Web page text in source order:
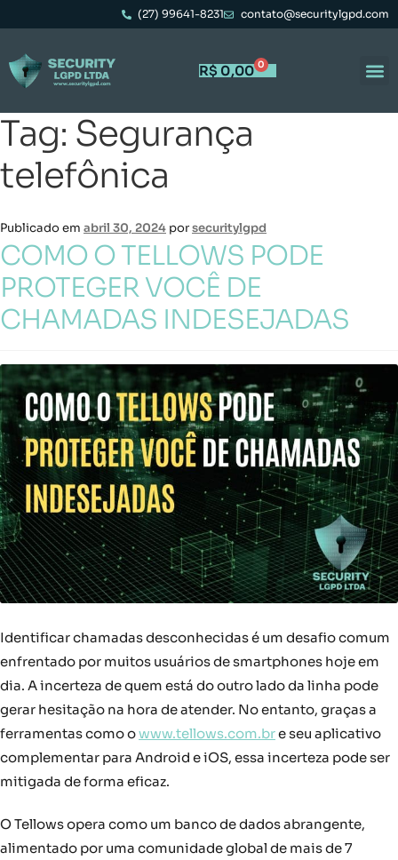
(27) 99641-8231 contato@securitylgpd.com
R$ 0,00 0
Tag: Segurança
telefônica
Publicado em abril 30, 2024 porsecuritylgpd
COMO O TELLOWS PODE
PROTEGER VOCÊ DE
CHAMADAS INDESEJADAS
Identificar chamadas desconhecidas é um desafio comum
enfrentado por muitos usuários de smartphones hoje em
dia. A incerteza de quem está do outro lado da linha pode
gerar hesitação na hora de atender. No entanto, graças a
ferramentas como owww.tellows.com.bre seu aplicativo
complementar para Android e iOS, essa incerteza pode ser
mitigada de forma eficaz.
O Tellows opera como um banco de dados abrangente,
alimentado por uma comunidade global de mais de 7